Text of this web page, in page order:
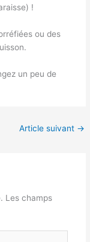
!
ou des
un peu de
Article suivant →
Les champs